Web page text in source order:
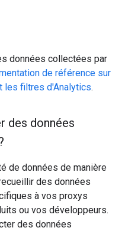
données collectées par
de référence sur
les filtres d'Analytics.
des données
de données de manière
des données
à vos proxys
ou vos développeurs.
des données